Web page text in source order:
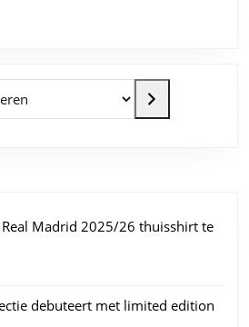
Madrid 2025/26 thuisshirt te
debuteert met limited edition